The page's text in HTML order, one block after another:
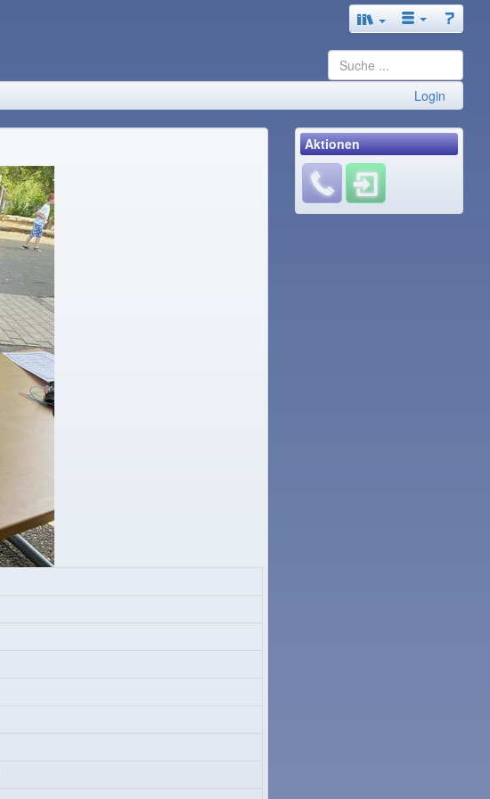
Login
Aktionen